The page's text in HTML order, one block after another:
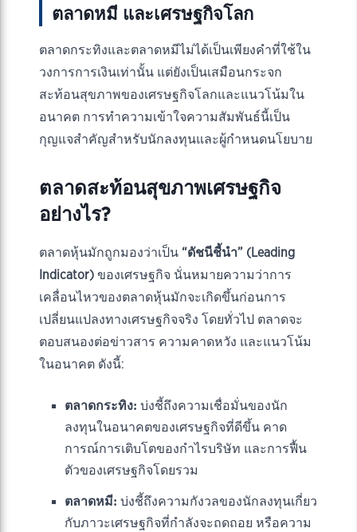
ตลาดหมี และเศรษฐกิจโลก
ตลาดกระทิงและตลาดหมีไม่ได้เป็นเพียงคำที่ใช้ใน
วงการการเงินเท่านั้น แต่ยังเป็นเสมือนกระจก
สะท้อนสุขภาพของเศรษฐกิจโลกและแนวโน้มใน
อนาคต การทำความเข้าใจความสัมพันธ์นี้เป็น
กุญแจสำคัญสำหรับนักลงทุนและผู้กำหนดนโยบาย
ตลาดสะท้อนสุขภาพเศรษฐกิจ
อย่างไร?
ตลาดหุ้นมักถูกมองว่าเป็น “ดัชนีชี้นำ” (Leading
Indicator) ของเศรษฐกิจ นั่นหมายความว่าการ
เคลื่อนไหวของตลาดหุ้นมักจะเกิดขึ้นก่อนการ
เปลี่ยนแปลงทางเศรษฐกิจจริง โดยทั่วไป ตลาดจะ
ตอบสนองต่อข่าวสาร ความคาดหวัง และแนวโน้ม
ในอนาคต ดังนี้:
ตลาดกระทิง: บ่งชี้ถึงความเชื่อมั่นของนัก
ลงทุนในอนาคตของเศรษฐกิจที่ดีขึ้น คาด
การณ์การเติบโตของกำไรบริษัท และการฟื้น
ตัวของเศรษฐกิจโดยรวม
ตลาดหมี: บ่งชี้ถึงความกังวลของนักลงทุนเกี่ยว
กับภาวะเศรษฐกิจที่กำลังจะถดถอย หรือความ